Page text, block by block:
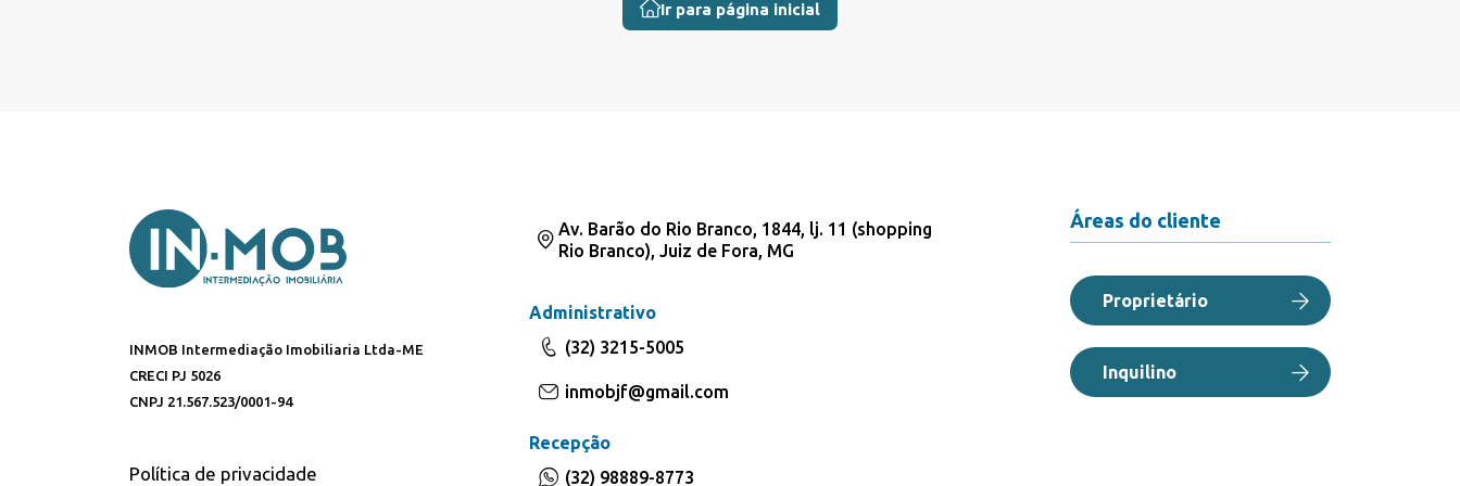
Ir para página inicial
INMOB Intermediação Imobiliaria Ltda-ME
CRECI PJ 5026
CNPJ 21.567.523/0001-94
Política de privacidade
Av. Barão do Rio Branco, 1844, lj. 11 (shopping
Rio Branco), Juiz de Fora, MG
Administrativo
(32) 3215-5005
inmobjf@gmail.com
Recepção
(32) 98889-8773
Áreas do cliente
Proprietário
Inquilino